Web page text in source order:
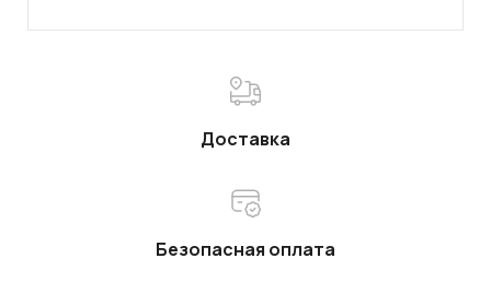
Доставка
Безопасная оплата